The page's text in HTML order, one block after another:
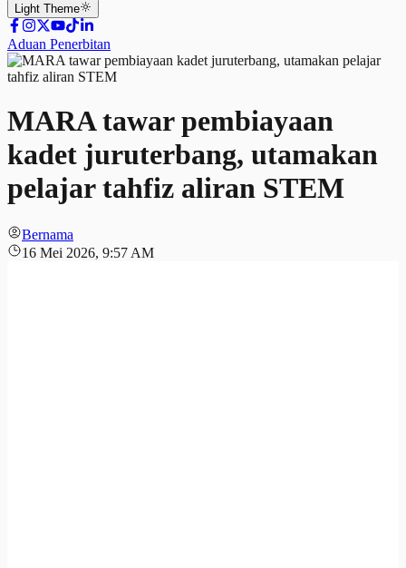
Light Theme
Aduan Penerbitan
MARA tawar pembiayaan
kadet juruterbang, utamakan
pelajar tahfiz aliran STEM
Bernama
16 Mei 2026, 9:57 AM